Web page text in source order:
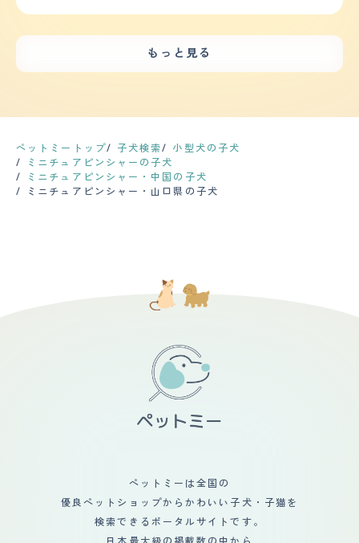
ンキャンした吠え方と、それぞれの状況によって吠え方が
事することもできずが1週間続き、犬の将来が心配でし
た。犬の為にもと思い、犬の訓練所に連れて行きました。
指導の方に私たち自身も、犬について色々、教えてもら
い、犬も、訓練所で少しずつ日常の状況に慣れて改善する
りは用心したほうがいいかもしれません。シャンプーは犬
健康問題は肥満気味なのと年齢を重ねているので身体機能
の低下、白内障といったものはあります。定期的な健康診
のでそう多くはありません。 【鳴き声】 どちらかと言え
声ではなく、『ヴウォゥ,ヴウォウ』と力強さのある声
で、本気で吠えられると家の外からでも鳴き声が貫通して
きます(苦笑)。飼い始めた小さい頃の時代の声はか細く
「キュー,キュー」といった可愛げがあるものだったの
尻尾とすらっとした身体でドーベルマンを想起させる見た
耳が垂れていない以外はダックスの方がむしろ近いくら
い。購入した時は子犬だったのでまだ耳も垂れており、そ
んな愛くるしいルックスもあって、第一印象は「なんだこ
の可愛いが詰まった生き物は」でした。 飼い始めは弱々
しさが目立っていたので身体が弱いのかなと不安もありま
したが、想像の遥か上をいく逞しさに成長して今は寧ろ困
ス」と基本的なコマンドはわかるようです。 【お手入
れ】 皮膚のアレルギーがあるので、定期的に病院で診て
爪切り、肛門しぼりはプロにお任せしています。 【鳴き
声】 窓から見える人影や、ピンポン、玄関前を通る足音
等で番犬スイッチが発動し、思いっきり吠えます。 鳴き
声が高く、大きいので、とても響きます。 アップルウォ
ようでした。 本当にやんちゃで噛みつきぐぜもあり、何
にでもガジガジ噛み いたずらばかりするので大変でし
た。 パピーパーティーやしつけ教室に通ったり、トレー
ので、ちゃんとしつけをすれば、コマンドを覚えるのがわ
かりました。 小型犬ですが、ものすごい運動量を必要と
しているので、ドッグランでも大型犬に負けないくらい走
っています。 しかも結構なスピードで走るのがすごいで
す。 ドッグラン内で犬同士のコミュニティもあるよう
で、先輩犬から上下関係を学んでいました。 普段の散歩
いきます。落ち着きがなくトイレも動きながらするので本
ことはないですが小型犬には多い膝蓋骨脱臼に軽度なりか
ットや階段にも一工夫して足へ負担がかからないようにし
体ですが運動量はしっかり必要です。散歩は、朝と晩に
30分?1時間程度しますがまだまだ動きたがります。室内
を自由にさせているので一人でおもちゃで遊んだりボール
投げで走らせたりたまにドッグランで思いっきり走らせた
ます。夏場なら軽く乾かしたあとバルコニーを走らせたて
おくと自然乾燥します。トリミング代も他の犬種に比べる
ひどく次はシャンプーなど手入れが大変だったので次は短
毛種が欲しいと思っていました。先住犬と仲良くお互い遊
びあってくれたらいいなあと思っていました。思っていた
ほど仲良くはなりませんでしたが一緒に遊んだりもしてい
ました。その後亡くなり、またあたらしく迎えた柴犬とは
仲良くなってくれました。やんちゃな子犬の遊び相手にな
怒ることなく優しくしてくれます。嫌な場合は赤ちゃんか
ら離れていきますが噛んだりなど攻撃はしてこないです。
最近は、こどものおもちゃが気になるようで密かに寝床に
持ち帰りかじったりしていますが相変わらず叱ってもその
場だけで日が経てば何度でも繰り返しています。いつまで
もっと見る
ペットミートップ 子犬検索
小型犬の子犬
ミニチュアピンシャーの子犬
ミニチュアピンシャー・中国の子犬
ミニチュアピンシャー・山口県の子犬
ペットミーは全国の
優良ペットショップからかわいい子犬・子猫を
検索できるポータルサイトです。